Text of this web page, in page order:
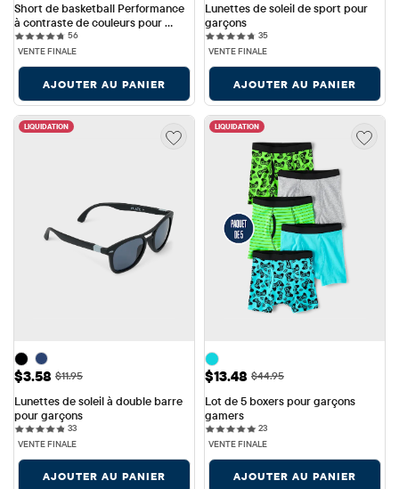
Short de basketball Performance
à contraste de couleurs pour
garçons
5656 reviews
VENTE FINALE
AJOUTER AU PANIER
Lunettes de soleil de sport pour
garçons
3535 reviews
VENTE FINALE
AJOUTER AU PANIER
LIQUIDATION
Prix ​​de vente: $3.58
$3.58 Prix ​​d'origine: $11.95
$11.95
Lunettes de soleil à double barre
pour garçons
3333 reviews
VENTE FINALE
AJOUTER AU PANIER
LIQUIDATION
Prix ​​de vente: $13.48
$13.48 Prix ​​d'origine: $44.95
$44.95
Lot de 5 boxers pour garçons
gamers
2323 reviews
VENTE FINALE
AJOUTER AU PANIER